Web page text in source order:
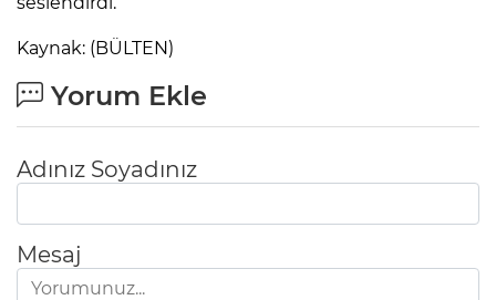
Kaynak: (BÜLTEN)
Yorum Ekle
Adınız Soyadınız
Mesaj